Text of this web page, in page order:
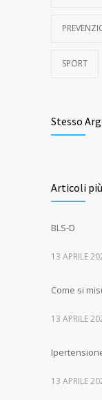
SPORT
Stesso
Articoli
BLS-D
13 APRILE
Come si
13 APRILE
13 APRILE